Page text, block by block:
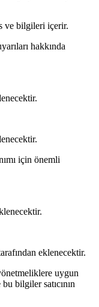
ve bilgileri içerir.
hakkında
için önemli
eklenecektir.
uygun
bilgiler satıcının